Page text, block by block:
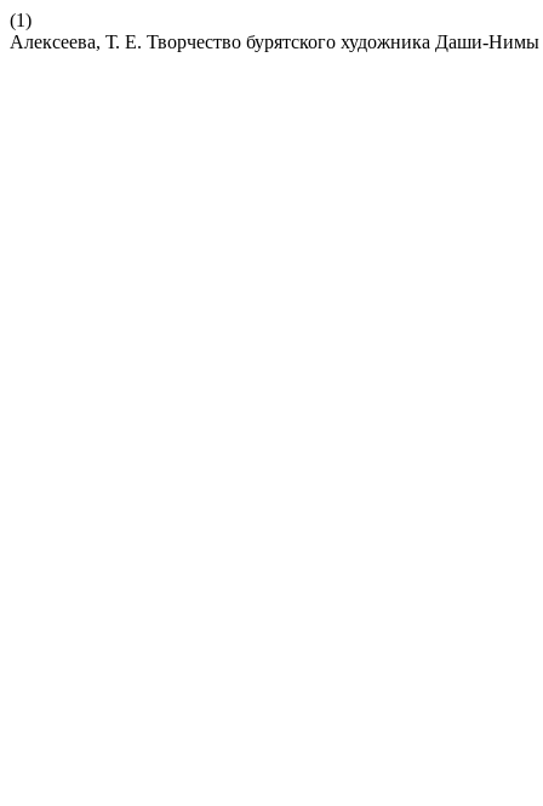
(1)
Алексеева, Т. Е. Творчество бурятского художника Даши-